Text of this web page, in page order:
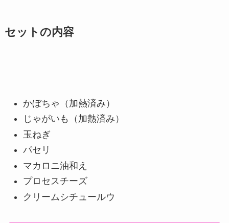
セットの内容
かぼちゃ（加熱済み）
じゃがいも（加熱済み）
玉ねぎ
パセリ
マカロニ油和え
プロセスチーズ
クリームシチュールウ